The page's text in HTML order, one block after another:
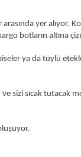
yer alıyor.
botların altına
ya da tüylü
sizi sıcak tutacak